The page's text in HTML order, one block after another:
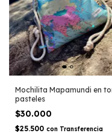
Mochilita Mapamundi en
pasteles
$30.000
$25.500 con Transferencia